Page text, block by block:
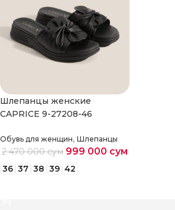
Шлепанцы женские
CAPRICE 9-27208-46
Обувь для женщин, Шлепанцы
2 470 000сум 999 000 сум
36 37 38 39 42